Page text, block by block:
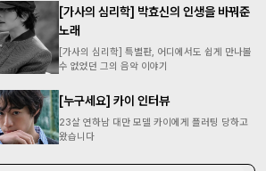
[가사의 심리학] 박효신의 인생을 바꿔준
노래
[가사의 심리학] 특별판, 어디에서도 쉽게 만나볼
수 없었던 그의 음악 이야기
[누구세요] 카이 인터뷰
23살 연하남 대만 모델 카이에게 플러팅 당하고
왔습니다